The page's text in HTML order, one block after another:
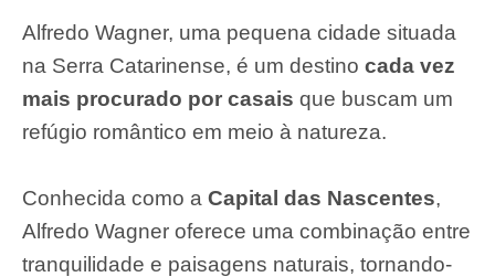
Alfredo Wagner, uma pequena cidade situada
na Serra Catarinense, é um destino cada vez
mais procurado por casais que buscam um
refúgio romântico em meio à natureza.
Conhecida como a Capital das Nascentes,
Alfredo Wagner oferece uma combinação entre
tranquilidade e paisagens naturais, tornando-